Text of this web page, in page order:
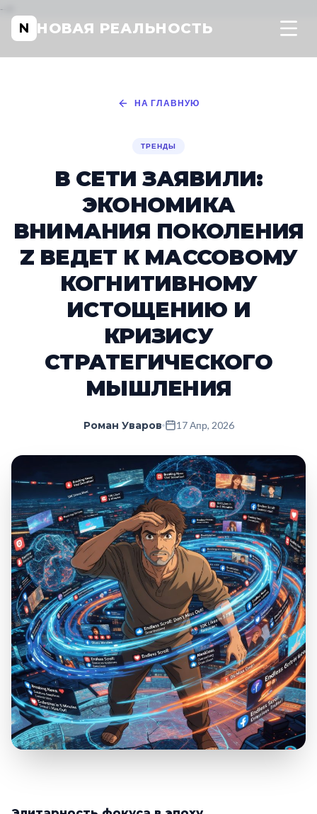
-->
N НОВАЯ РЕАЛЬНОСТЬ
НА ГЛАВНУЮ
ТРЕНДЫ
В СЕТИ ЗАЯВИЛИ:
ЭКОНОМИКА
ВНИМАНИЯ ПОКОЛЕНИЯ
Z ВЕДЕТ К МАССОВОМУ
КОГНИТИВНОМУ
ИСТОЩЕНИЮ И
КРИЗИСУ
СТРАТЕГИЧЕСКОГО
МЫШЛЕНИЯ
Роман Уваров 17 Апр, 2026